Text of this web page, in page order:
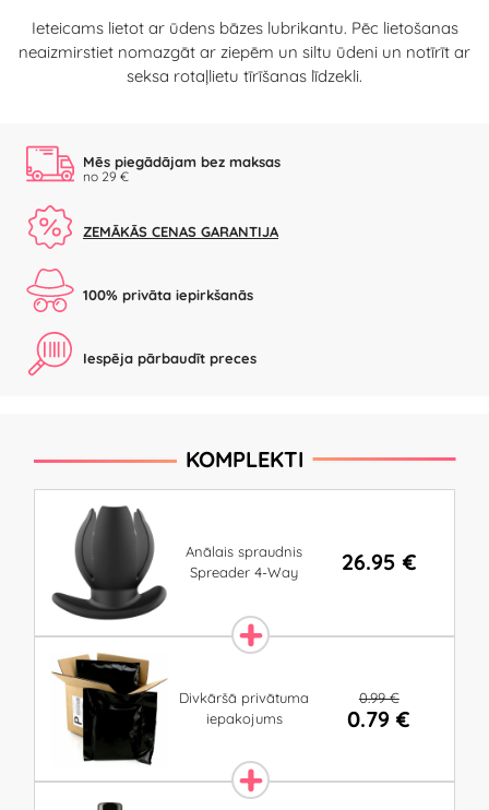
Ieteicams lietot ar ūdens bāzes lubrikantu. Pēc lietošanas
neaizmirstiet nomazgāt ar ziepēm un siltu ūdeni un notīrīt ar
seksa rotaļlietu tīrīšanas līdzekli.
Mēs piegādājam bez maksas
no 29 €
ZEMĀKĀS CENAS GARANTIJA
100% privāta iepirkšanās
Iespēja pārbaudīt preces
KOMPLEKTI
Anālais spraudnis
Spreader 4-Way
26.95 €
Divkāršā privātuma
iepakojums
0.99 €
0.79 €